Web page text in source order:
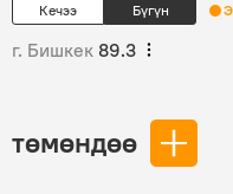
Кечээ Бүгүн
г. Бишкек 89.3
төмөндөө